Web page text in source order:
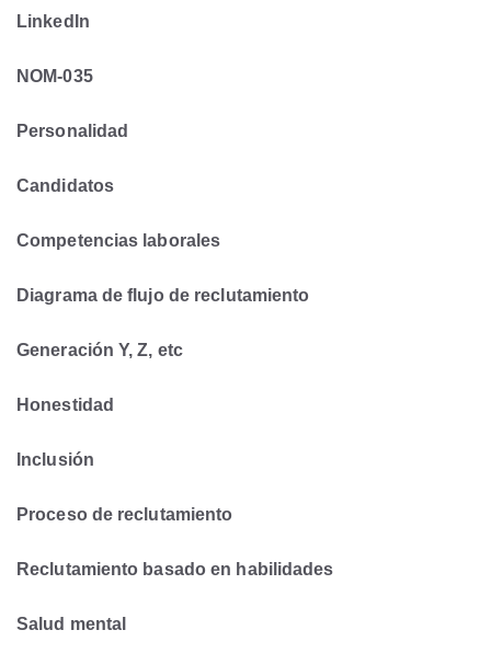
LinkedIn
NOM-035
Personalidad
Candidatos
Competencias laborales
Diagrama de flujo de reclutamiento
Generación Y, Z, etc
Honestidad
Inclusión
Proceso de reclutamiento
Reclutamiento basado en habilidades
Salud mental